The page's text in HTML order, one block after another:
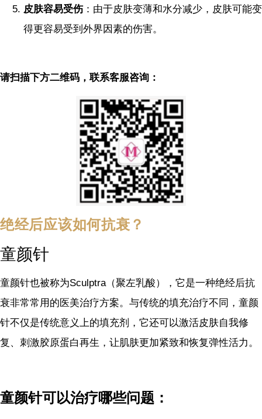
皮肤容易受伤 ：由于皮肤变薄和水分减少，皮肤可能变
得更容易受到外界因素的伤害。
请扫描下方二维码，联系客服咨询：
绝经后应该如何抗衰？
童颜针
童颜针也被称为Sculptra（聚左乳酸），它是一种绝经后抗
衰非常常用的医美治疗方案。与传统的填充治疗不同，童颜
针不仅是传统意义上的填充剂，它还可以激活皮肤自我修
复、刺激胶原蛋白再生，让肌肤更加紧致和恢复弹性活力。
童颜针可以治疗哪些问题：